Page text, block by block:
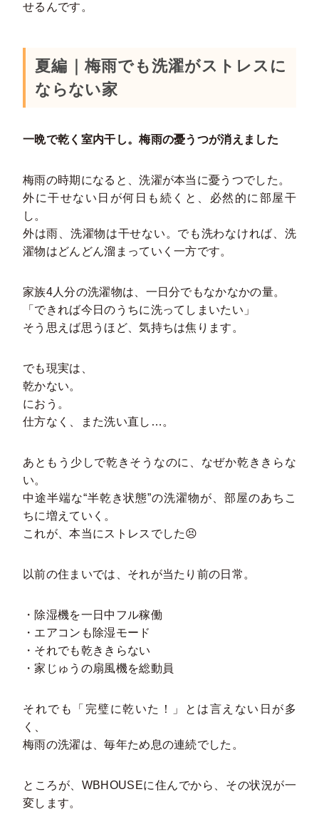
せるんです。
夏編｜梅雨でも洗濯がストレスに
ならない家
一晩で乾く室内干し。梅雨の憂うつが消えました
梅雨の時期になると、洗濯が本当に憂うつでした。
外に干せない日が何日も続くと、必然的に部屋干
し。
外は雨、洗濯物は干せない。でも洗わなければ、洗
濯物はどんどん溜まっていく一方です。
家族4人分の洗濯物は、一日分でもなかなかの量。
「できれば今日のうちに洗ってしまいたい」
そう思えば思うほど、気持ちは焦ります。
でも現実は、
乾かない。
におう。
仕方なく、また洗い直し…。
あともう少しで乾きそうなのに、なぜか乾ききらな
い。
中途半端な“半乾き状態”の洗濯物が、部屋のあちこ
ちに増えていく。
これが、本当にストレスでした😣
以前の住まいでは、それが当たり前の日常。
・除湿機を一日中フル稼働
・エアコンも除湿モード
・それでも乾ききらない
・家じゅうの扇風機を総動員
それでも「完璧に乾いた！」とは言えない日が多
く、
梅雨の洗濯は、毎年ため息の連続でした。
ところが、WBHOUSEに住んでから、その状況が一
変します。